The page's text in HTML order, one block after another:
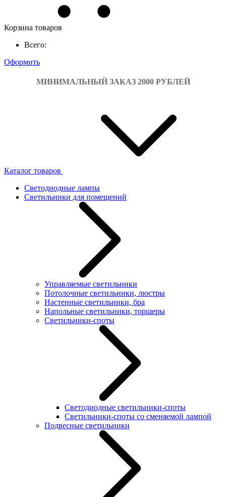
Корзина товаров
Всего:
Оформить
МИНИМАЛЬНЫЙ ЗАКАЗ 2000 РУБЛЕЙ
Каталог товаров
Светодиодные лампы
Светильники для помещений
Управляемые светильники
Потолочные светильники, люстры
Настенные светильники, бра
Напольные светильники, торшеры
Светильники-споты
Светодиодные светильники-споты
Светильники-споты со сменяемой лампой
Подвесные светильники